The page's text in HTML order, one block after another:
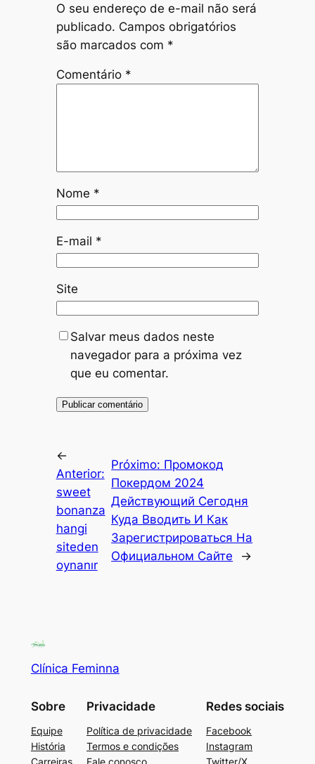
O seu endereço de e-mail não será
publicado. Campos obrigatórios
são marcados com *
Comentário *
Nome *
E-mail *
Site
Salvar meus dados neste
navegador para a próxima vez
que eu comentar.
←
Anterior:
sweet
bonanza
hangi
siteden
oynanır
Próximo: Промокод
Покердом 2024
Действующий Сегодня
Куда Вводить И Как
Зарегистрироваться На
Официальном Сайте
→
Clínica Feminna
Sobre
Equipe
História
Carreiras
Privacidade
Política de privacidade
Termos e condições
Fale conosco
Redes sociais
Facebook
Instagram
Twitter/X